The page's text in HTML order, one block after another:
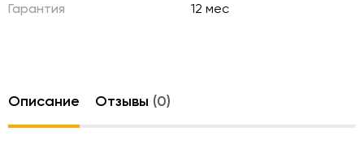
Гарантия
12 мес
Описание Отзывы (0)